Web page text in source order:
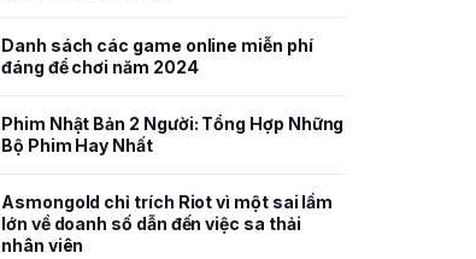
Danh sách các game online miễn phí
đáng để chơi năm 2024
Phim Nhật Bản 2 Người: Tổng Hợp Những
Bộ Phim Hay Nhất
Asmongold chỉ trích Riot vì một sai lầm
lớn về doanh số dẫn đến việc sa thải
nhân viên